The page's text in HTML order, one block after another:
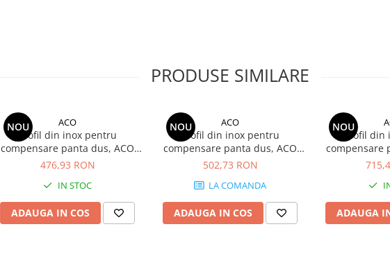
PRODUSE SIMILARE
NOU ACO
Profil din inox pentru
compensare panta dus, ACO
ShowerStep, stanga, lungime
finisaj mat
476,93 RON
IN STOC
ADAUGA IN COS
NOU ACO
Profil din inox pentru
compensare panta dus, ACO
ShowerStep, stanga, lungime
mat
502,73 RON
LA COMANDA
ADAUGA IN COS
NOU
Profil
compensare
ShowerStep,
ADAUGA